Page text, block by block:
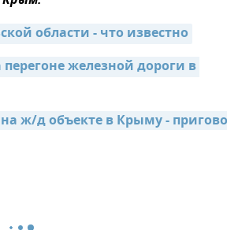
области - что известно
железной дороги в
ж/д объекте в Крыму -